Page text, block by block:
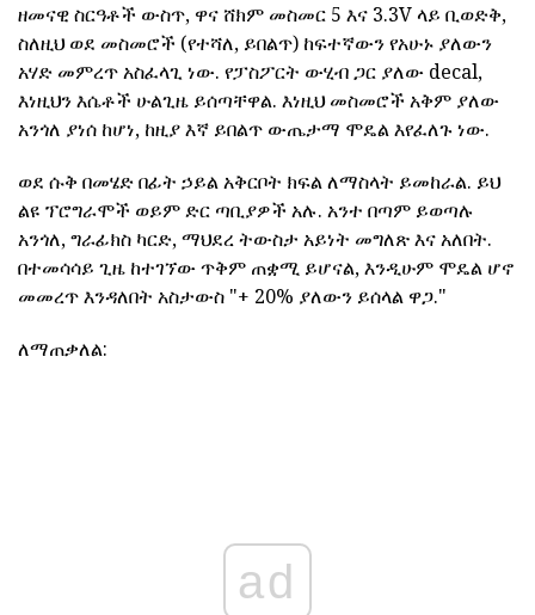
ዘመናዊ ስርዓቶች ውስጥ, ዋና ሸክም መስመር 5 እና 3.3V ላይ ቢወድቅ,
ስለዚህ ወደ መስመሮች (የተሻለ, ይበልጥ) ከፍተኛውን የአሁኑ ያለውን
አሃድ መምረጥ አስፈላጊ ነው. የፓስፖርት ውሂብ ጋር ያለው decal,
እነዚህን እሴቶች ሁልጊዜ ይሰጣቸዋል. እነዚህ መስመሮች አቅም ያለው
አንጎለ ያነሰ ከሆነ, ከዚያ እኛ ይበልጥ ውጤታማ ሞዴል እየፈለጉ ነው.
ወደ ሱቅ በመሄድ በፊት ኃይል አቅርቦት ክፍል ለማስላት ይመከራል. ይህ
ልዩ ፕሮግራሞች ወይም ድር ጣቢያዎች አሉ. አንተ በጣም ይወጣሉ
አንጎለ, ግራፊክስ ካርድ, ማህደረ ትውስታ አይነት መግለጽ እና አለበት.
በተመሳሳይ ጊዜ ከተገኘው ጥቅም ጠቋሚ ይሆናል, እንዲሁም ሞዴል ሆኖ
መመረጥ እንዳለበት አስታውስ "+ 20% ያለውን ይሰላል ዋጋ."
ለማጠቃለል:
ad